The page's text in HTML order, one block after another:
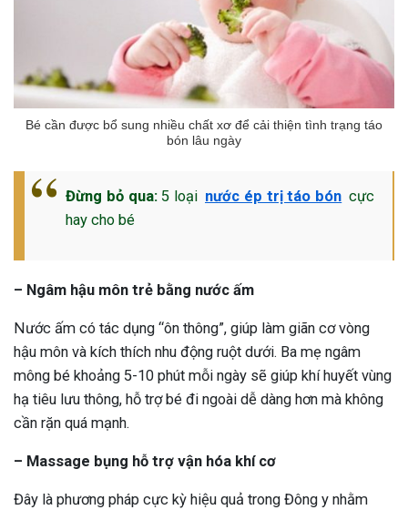
Bé cần được bổ sung nhiều chất xơ để cải thiện tình trạng táo
bón lâu ngày
Đừng bỏ qua:5 loại nước ép trị táo bón cực
hay cho bé
– Ngâm hậu môn trẻ bằng nước ấm
Nước ấm có tác dụng “ôn thông”, giúp làm giãn cơ vòng
hậu môn và kích thích nhu động ruột dưới. Ba mẹ ngâm
mông bé khoảng 5-10 phút mỗi ngày sẽ giúp khí huyết vùng
hạ tiêu lưu thông, hỗ trợ bé đi ngoài dễ dàng hơn mà không
cần rặn quá mạnh.
– Massage bụng hỗ trợ vận hóa khí cơ
Đây là phương pháp cực kỳ hiệu quả trong Đông y nhằm